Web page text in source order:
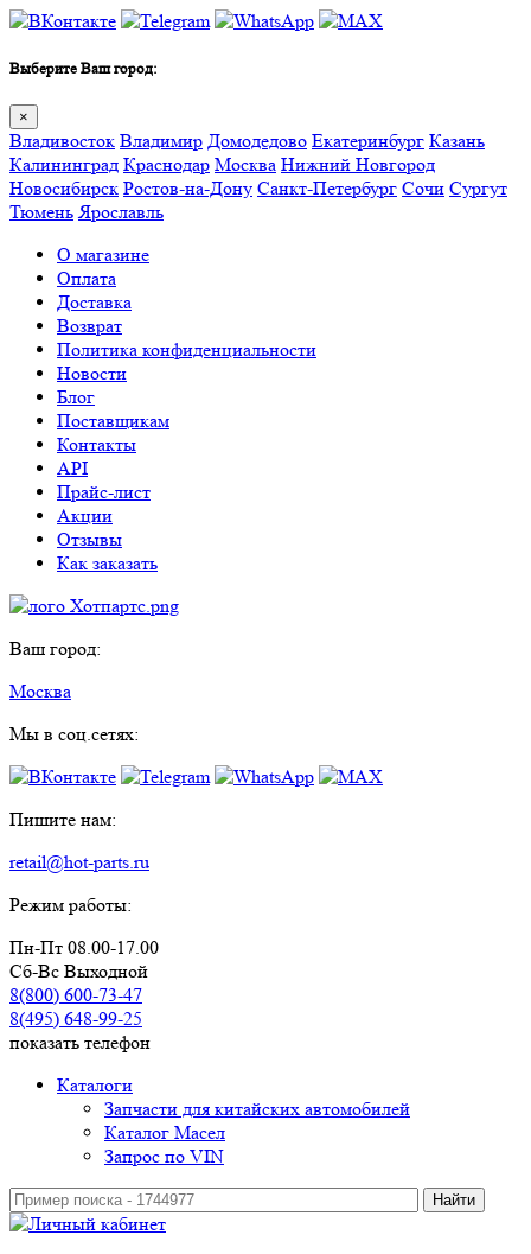
Выберите Ваш город:
×
Владивосток Владимир Домодедово Екатеринбург Казань
Калининград Краснодар Москва Нижний Новгород
Новосибирск Ростов-на-Дону Санкт-Петербург Сочи Сургут
Тюмень Ярославль
О магазине
Оплата
Доставка
Возврат
Политика конфиденциальности
Новости
Блог
Поставщикам
Контакты
API
Прайс-лист
Акции
Отзывы
Как заказать
Ваш город:
Москва
Мы в соц.сетях:
Пишите нам:
retail@hot-parts.ru
Режим работы:
Пн-Пт 08.00-17.00
Сб-Вс Выходной
8(800) 600-73-47
8(495) 648-99-25
показать телефон
Каталоги
Запчасти для китайских автомобилей
Каталог Масел
Запрос по VIN